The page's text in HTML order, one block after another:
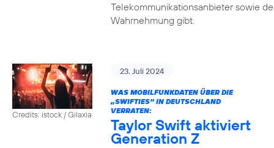
Telekommunikationsanbieter sowie
Wahrnehmung gibt.
Credits: istock / Gilaxia
23. Juli 2024
WAS MOBILFUNKDATEN ÜBER DIE
„SWIFTIES“ IN DEUTSCHLAND
VERRATEN:
Taylor Swift aktiviert
Generation Z